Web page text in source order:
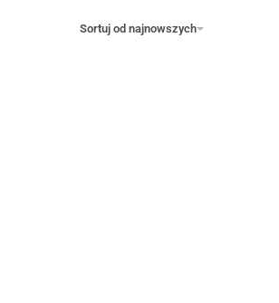
Sortuj od najnowszych